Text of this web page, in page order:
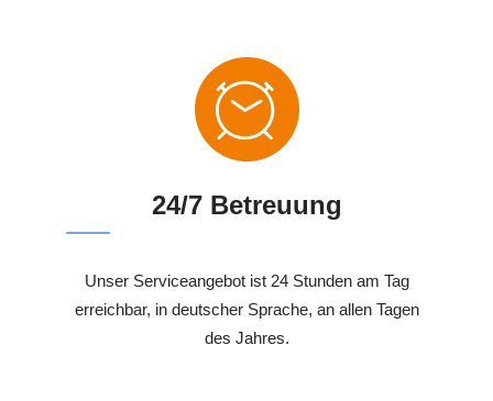
24/7 Betreuung
Unser Serviceangebot ist 24 Stunden am Tag
erreichbar, in deutscher Sprache, an allen Tagen
des Jahres.